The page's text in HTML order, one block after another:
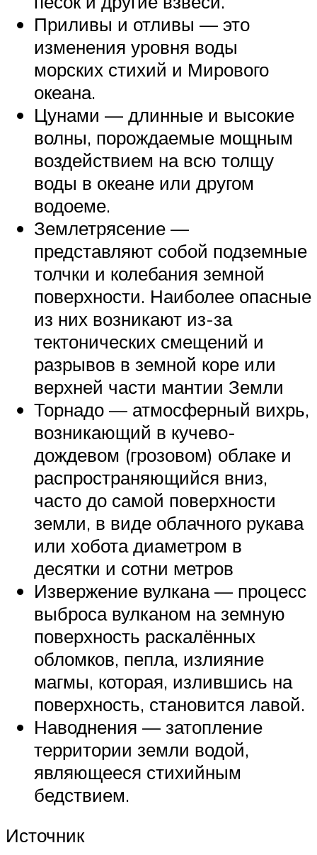
Приливы и отливы — это
изменения уровня воды
морских стихий и Мирового
океана.
Цунами — длинные и высокие
волны, порождаемые мощным
воздействием на всю толщу
воды в океане или другом
водоеме.
Землетрясение —
представляют собой подземные
толчки и колебания земной
поверхности. Наиболее опасные
из них возникают из-за
тектонических смещений и
разрывов в земной коре или
верхней части мантии Земли
Торнадо — атмосферный вихрь,
возникающий в кучево-
дождевом (грозовом) облаке и
распространяющийся вниз,
часто до самой поверхности
земли, в виде облачного рукава
или хобота диаметром в
десятки и сотни метров
Извержение вулкана — процесс
выброса вулканом на земную
поверхность раскалённых
обломков, пепла, излияние
магмы, которая, излившись на
поверхность, становится лавой.
Наводнения — затопление
территории земли водой,
являющееся стихийным
бедствием.
Источник